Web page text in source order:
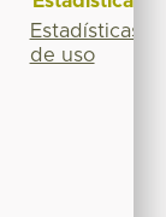
Estadísticas
de uso